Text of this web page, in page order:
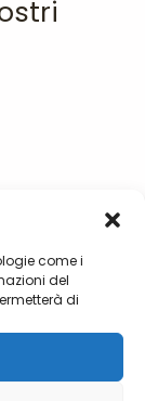
come i
del
di
può influire